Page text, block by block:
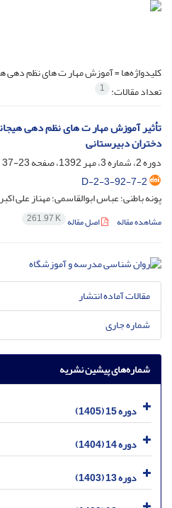
کلیدواژه‌ها =آموزش مهار ت های نظم دهی
تعداد مقالات: 1
تأثیر آموزش مهار ت های نظم دهی
دختران دبیرستانی
دوره 2، شماره 3، مهر 1392، صفحه
23-37
D-2-3-92-7-2
پونه باطنی؛ عباس ابوالقاسمی؛ مهناز
مشاهده مقاله اصل مقاله 261.97 K
مقالات آماده انتشار
شماره جاری
شماره‌های پیشین نشریه
دوره 15 (1405)
دوره 14 (1404)
دوره 13 (1403)